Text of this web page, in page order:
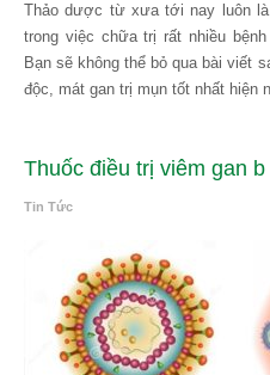
Thảo dược từ xưa tới nay luôn
trong việc chữa trị rất nhiều
Bạn sẽ không thể bỏ qua bài viết
độc, mát gan trị mụn tốt nhất hiện
Thuốc điều trị viêm gan
Tin Tức